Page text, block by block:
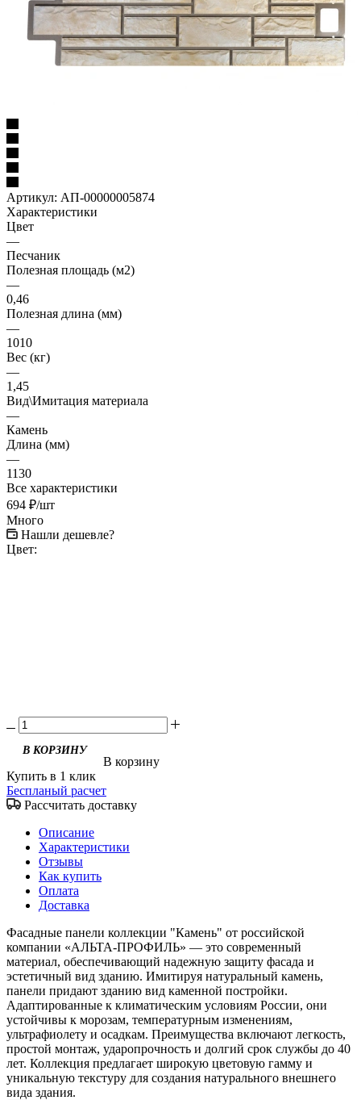
Артикул: АП-00000005874
Характеристики
Цвет
—
Песчаник
Полезная площадь (м2)
—
0,46
Полезная длина (мм)
—
1010
Вес (кг)
—
1,45
Вид\Имитация материала
—
Камень
Длина (мм)
—
1130
Все характеристики
694 ₽/шт
Много
Нашли дешевле?
Цвет:
В корзину
Купить в 1 клик
Беспланый расчет
Рассчитать доставку
Описание
Характеристики
Отзывы
Как купить
Оплата
Доставка
Фасадные панели коллекции "Камень" от российской
компании «АЛЬТА-ПРОФИЛЬ» — это современный
материал, обеспечивающий надежную защиту фасада и
эстетичный вид зданию. Имитируя натуральный камень,
панели придают зданию вид каменной постройки.
Адаптированные к климатическим условиям России, они
устойчивы к морозам, температурным изменениям,
ультрафиолету и осадкам. Преимущества включают легкость,
простой монтаж, ударопрочность и долгий срок службы до 40
лет. Коллекция предлагает широкую цветовую гамму и
уникальную текстуру для создания натурального внешнего
вида здания.